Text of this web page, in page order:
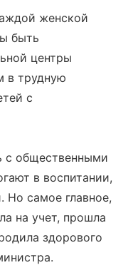
женской
быть
центры
в трудную
с
с общественными
в воспитании,
Но самое главное,
на учет, прошла
здорового